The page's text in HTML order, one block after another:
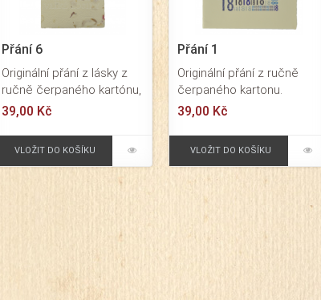
Přání 6
Originální přání z lásky z
ručně čerpaného kartónu,
dekorace z ručního
mm. Vklad z hlazeného
papíru v červené barvě.
Barva přání dekorační s
Působí velmi originálním
dojmem. Baleno je
společně s obálkou v
39,00 Kč
VLOŽIT DO KOŠÍKU
Přání 1
Originální přání z ručně
čerpaného kartonu.
Formát 150x150 mm.
vhodné jako blahopřání k
18. narozeninám. Působí
celofánové fólii.
39,00 Kč
VLOŽIT DO KOŠÍKU